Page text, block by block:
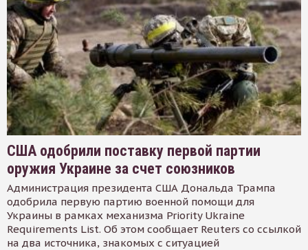
США одобрили поставку первой партии
оружия Украине за счет союзников
Администрация президента США Дональда Трампа
одобрила первую партию военной помощи для
Украины в рамках механизма Priority Ukraine
Requirements List. Об этом сообщает Reuters со ссылкой
на два источника, знакомых с ситуацией